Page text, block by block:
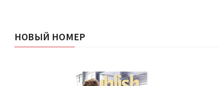
НОВЫЙ НОМЕР